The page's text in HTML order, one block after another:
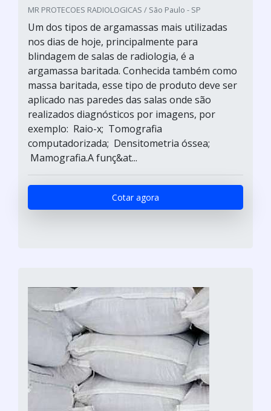
MR PROTECOES RADIOLOGICAS / São Paulo - SP
Um dos tipos de argamassas mais utilizadas
nos dias de hoje, principalmente para
blindagem de salas de radiologia, é a
argamassa baritada. Conhecida também como
massa baritada, esse tipo de produto deve ser
aplicado nas paredes das salas onde são
realizados diagnósticos por imagens, por
exemplo: Raio-x; Tomografia
computadorizada; Densitometria óssea;
Mamografia.A funç&at...
Cotar agora